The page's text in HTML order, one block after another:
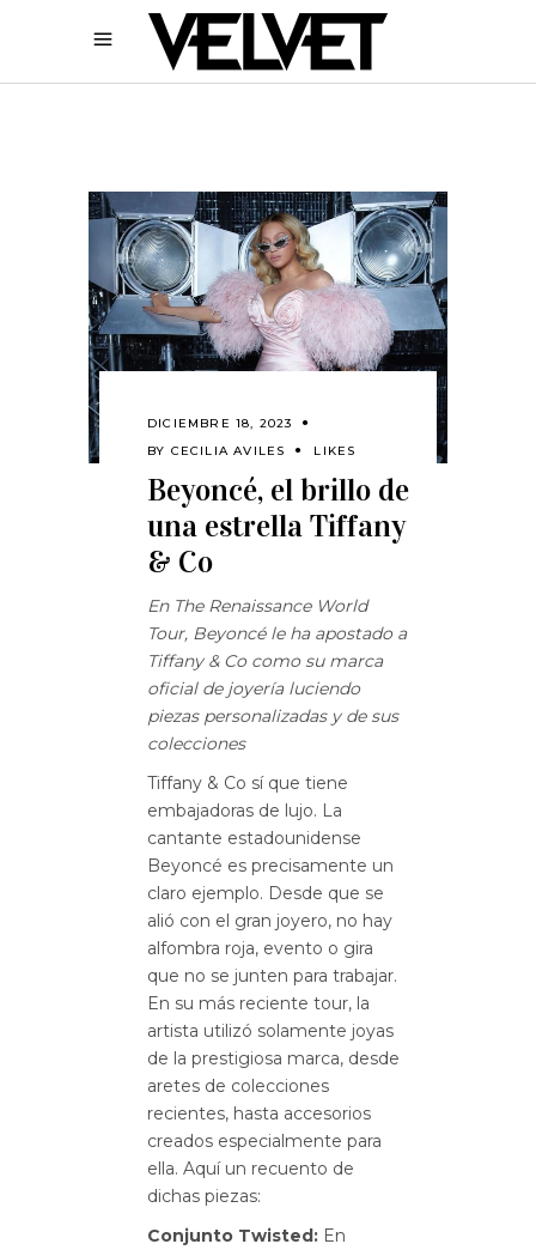
DICIEMBRE 18, 2023
BY CECILIA AVILES LIKES
Beyoncé, el brillo de
una estrella Tiffany
& Co
En The Renaissance World
Tour, Beyoncé le ha apostado a
Tiffany & Co como su marca
oficial de joyería luciendo
piezas personalizadas y de sus
colecciones
Tiffany & Co sí que tiene
embajadoras de lujo. La
cantante estadounidense
Beyoncé es precisamente un
claro ejemplo. Desde que se
alió con el gran joyero, no hay
alfombra roja, evento o gira
que no se junten para trabajar.
En su más reciente tour, la
artista utilizó solamente joyas
de la prestigiosa marca, desde
aretes de colecciones
recientes, hasta accesorios
creados especialmente para
ella. Aquí un recuento de
dichas piezas:
Conjunto Twisted: En